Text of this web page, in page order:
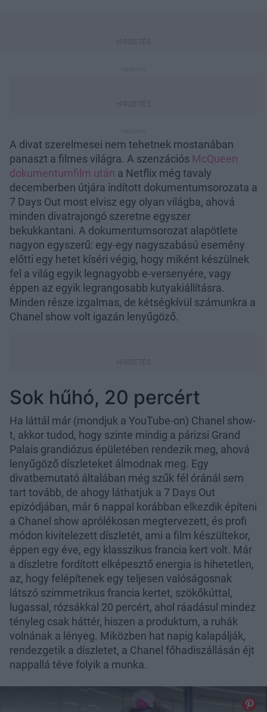
A divat szerelmesei nem tehetnek mostanában
panaszt a filmes világra. A szenzációs McQueen
dokumentumfilm után a Netflix még tavaly
decemberben útjára indított dokumentumsorozata a
7 Days Out most elvisz egy olyan világba, ahová
minden divatrajongó szeretne egyszer
bekukkantani. A dokumentumsorozat alapötlete
nagyon egyszerű: egy-egy nagyszabású esemény
előtti egy hetet kíséri végig, hogy miként készülnek
fel a világ egyik legnagyobb e-versenyére, vagy
éppen az egyik legrangosabb kutyakiállításra.
Minden része izgalmas, de kétségkívül számunkra a
Chanel show volt igazán lenyűgöző.
Sok hűhó, 20 percért
Ha láttál már (mondjuk a YouTube-on) Chanel show-
t, akkor tudod, hogy szinte mindig a párizsi Grand
Palais grandiózus épületében rendezik meg, ahová
lenyűgöző díszleteket álmodnak meg. Egy
divatbemutató általában még szűk fél óránál sem
tart tovább, de ahogy láthatjuk a 7 Days Out
epizódjában, már 6 nappal korábban elkezdik építeni
a Chanel show aprólékosan megtervezett, és profi
módon kivitelezett díszletét, ami a film készültekor,
éppen egy éve, egy klasszikus francia kert volt. Már
a díszletre fordított elképesztő energia is hihetetlen,
az, hogy felépítenek egy teljesen valóságosnak
látszó szimmetrikus francia kertet, szökőkúttal,
lugassal, rózsákkal 20 percért, ahol ráadásul mindez
tényleg csak háttér, hiszen a produktum, a ruhák
volnának a lényeg. Miközben hat napig kalapálják,
rendezgetik a díszletet, a Chanel főhadiszállásán éjt
nappallá téve folyik a munka.